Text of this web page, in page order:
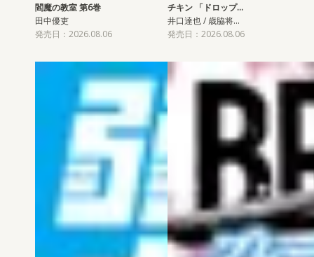
閻魔の教室 第6巻
田中優吏
発売日：2026.08.06
チキン 「ドロップ…
井口達也 / 歳脇将…
発売日：2026.08.06